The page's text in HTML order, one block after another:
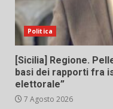
Politica
[Sicilia] Regione.
basi dei rapporti fra
elettorale”
7 Agosto 2026